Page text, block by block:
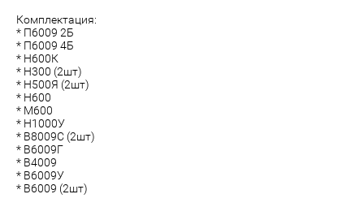
Комплектация:
* П6009 2Б
* П6009 4Б
* Н600К
* Н300 (2шт)
* Н500Я (2шт)
* Н600
* М600
* Н1000У
* В8009С (2шт)
* В6009Г
* В4009
* В6009У
* В6009 (2шт)